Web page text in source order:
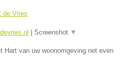
de Vries
| Screenshot ▼
Hart van uw woonomgeving net even